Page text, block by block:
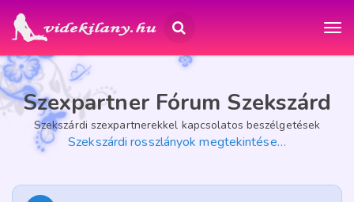
Szexpartner Fórum Szekszárd
Szekszárdi szexpartnerekkel kapcsolatos beszélgetések
Szekszárdi rosszlányok megtekintése…